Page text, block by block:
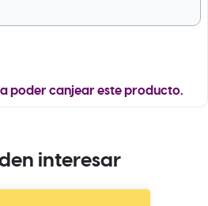
poder canjear este producto.
interesar